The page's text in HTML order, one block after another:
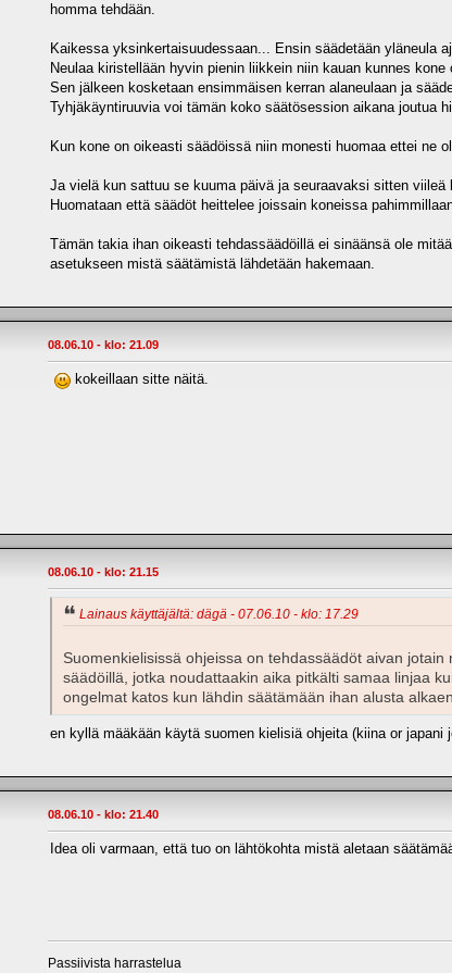
homma tehdään.
Kaikessa yksinkertaisuudessaan... Ensin säädetään yläneula
Neulaa kiristellään hyvin pienin liikkein niin kauan kunnes
Sen jälkeen kosketaan ensimmäisen kerran alaneulaan ja
Tyhjäkäyntiruuvia voi tämän koko säätösession aikana joutua
Kun kone on oikeasti säädöissä niin monesti huomaa ettei ne
Ja vielä kun sattuu se kuuma päivä ja seuraavaksi sitten viileä
Huomataan että säädöt heittelee joissain koneissa
Tämän takia ihan oikeasti tehdassäädöillä ei sinäänsä ole
asetukseen mistä säätämistä lähdetään hakemaan.
08.06.10 - klo: 21.09
kokeillaan sitte näitä.
08.06.10 - klo: 21.15
Lainaus käyttäjältä: dägä - 07.06.10 - klo: 17.29
Suomenkielisissä ohjeissa on tehdassäädöt aivan
säädöillä, jotka noudattaakin aika pitkälti samaa linjaa
ongelmat katos kun lähdin säätämään ihan alusta
en kyllä määkään käytä suomen kielisiä ohjeita (kiina or
08.06.10 - klo: 21.40
Idea oli varmaan, että tuo on lähtökohta mistä aletaan
Passiivista harrastelua